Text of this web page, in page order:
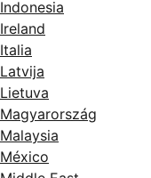
Indonesia
Ireland
Italia
Latvija
Lietuva
Magyarország
Malaysia
México